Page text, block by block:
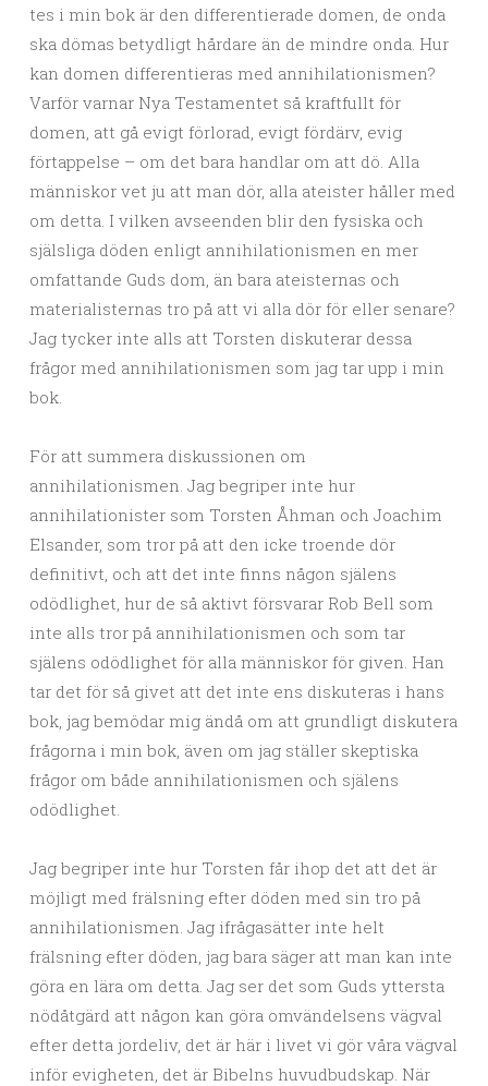
tes i min bok är den differentierade domen, de onda
ska dömas betydligt hårdare än de mindre onda. Hur
kan domen differentieras med annihilationismen?
Varför varnar Nya Testamentet så kraftfullt för
domen, att gå evigt förlorad, evigt fördärv, evig
förtappelse – om det bara handlar om att dö. Alla
människor vet ju att man dör, alla ateister håller med
om detta. I vilken avseenden blir den fysiska och
själsliga döden enligt annihilationismen en mer
omfattande Guds dom, än bara ateisternas och
materialisternas tro på att vi alla dör för eller senare?
Jag tycker inte alls att Torsten diskuterar dessa
frågor med annihilationismen som jag tar upp i min
bok.
För att summera diskussionen om
annihilationismen. Jag begriper inte hur
annihilationister som Torsten Åhman och Joachim
Elsander, som tror på att den icke troende dör
definitivt, och att det inte finns någon själens
odödlighet, hur de så aktivt försvarar Rob Bell som
inte alls tror på annihilationismen och som tar
själens odödlighet för alla människor för given. Han
tar det för så givet att det inte ens diskuteras i hans
bok, jag bemödar mig ändå om att grundligt diskutera
frågorna i min bok, även om jag ställer skeptiska
frågor om både annihilationismen och själens
odödlighet.
Jag begriper inte hur Torsten får ihop det att det är
möjligt med frälsning efter döden med sin tro på
annihilationismen. Jag ifrågasätter inte helt
frälsning efter döden, jag bara säger att man kan inte
göra en lära om detta. Jag ser det som Guds yttersta
nödåtgärd att någon kan göra omvändelsens vägval
efter detta jordeliv, det är här i livet vi gör våra vägval
inför evigheten, det är Bibelns huvudbudskap. När